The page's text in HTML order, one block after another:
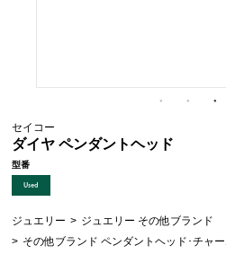
セイコー
ダイヤ ペンダントヘッド
型番
ジュエリー > ジュエリー その他ブランド
> その他ブランド ペンダントヘッド･チャ